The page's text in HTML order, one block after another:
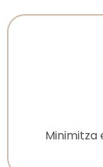
Minimitza